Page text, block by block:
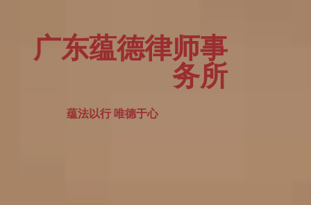
广东蕴德律师事
务所
蕴法以行 唯德于心